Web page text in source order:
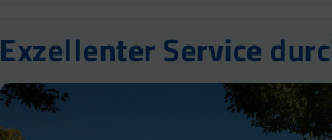
Exzellenter Service